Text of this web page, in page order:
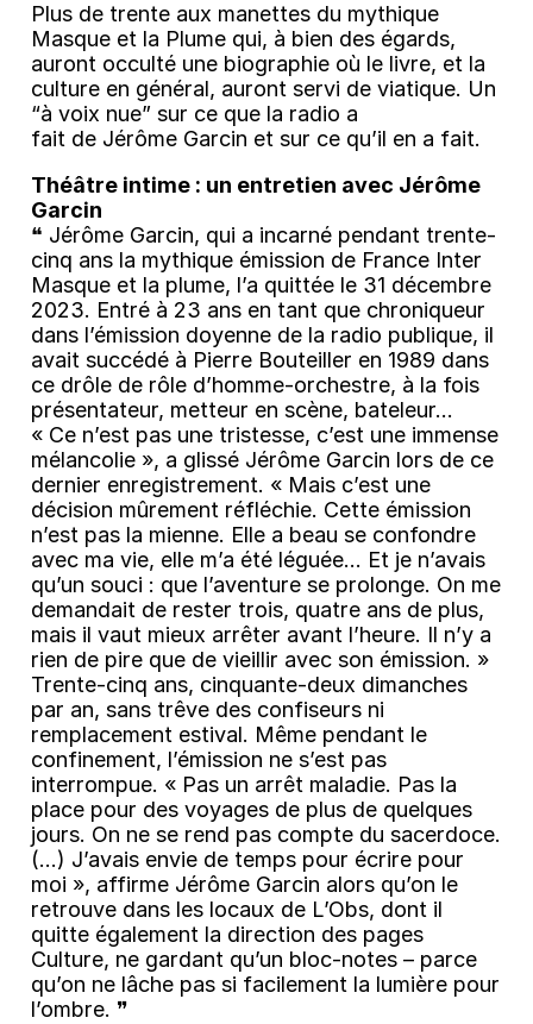
Plus de trente aux manettes du mythique
Masque et la Plume qui, à bien des égards,
auront occulté une biographie où le livre, et la
culture en général, auront servi de viatique. Un
“à voix nue” sur ce que la radio a
fait de Jérôme Garcin et sur ce qu’il en a fait.
Théâtre intime : un entretien avec Jérôme
Garcin
❝ Jérôme Garcin, qui a incarné pendant trente-
cinq ans la mythique émission de France Inter
Masque et la plume, l’a quittée le 31 décembre
2023. Entré à 23 ans en tant que chroniqueur
dans l’émission doyenne de la radio publique, il
avait succédé à Pierre Bouteiller en 1989 dans
ce drôle de rôle d’homme-orchestre, à la fois
présentateur, metteur en scène, bateleur...
« Ce n’est pas une tristesse, c’est une immense
mélancolie », a glissé Jérôme Garcin lors de ce
dernier enregistrement. « Mais c’est une
décision mûrement réfléchie. Cette émission
n’est pas la mienne. Elle a beau se confondre
avec ma vie, elle m’a été léguée... Et je n’avais
qu’un souci : que l’aventure se prolonge. On me
demandait de rester trois, quatre ans de plus,
mais il vaut mieux arrêter avant l’heure. Il n’y a
rien de pire que de vieillir avec son émission. »
Trente-cinq ans, cinquante-deux dimanches
par an, sans trêve des confiseurs ni
remplacement estival. Même pendant le
confinement, l’émission ne s’est pas
interrompue. « Pas un arrêt maladie. Pas la
place pour des voyages de plus de quelques
jours. On ne se rend pas compte du sacerdoce.
(...) J’avais envie de temps pour écrire pour
moi », affirme Jérôme Garcin alors qu’on le
retrouve dans les locaux de L’Obs, dont il
quitte également la direction des pages
Culture, ne gardant qu’un bloc-notes – parce
qu’on ne lâche pas si facilement la lumière pour
l’ombre. ❞